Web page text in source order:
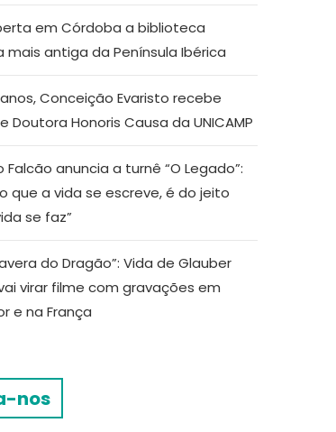
em Córdoba a biblioteca
mais antiga da Península Ibérica
Conceição Evaristo recebe
Doutora Honoris Causa da UNICAMP
Falcão anuncia a turnê “O Legado”:
que a vida se escreve, é do jeito
se faz”
do Dragão”: Vida de Glauber
virar filme com gravações em
e na França
nos